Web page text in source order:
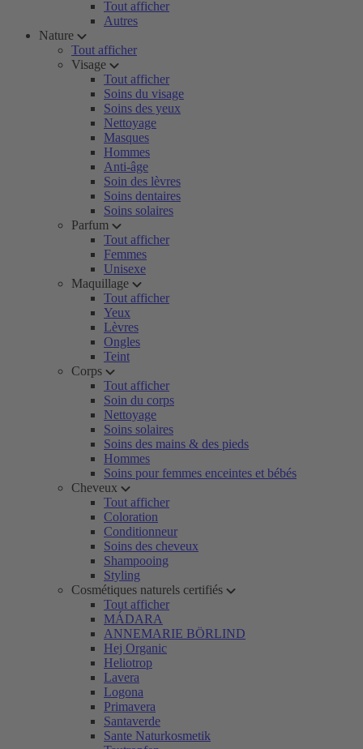
Tout afficher
Autres
Nature
Tout afficher
Visage
Tout afficher
Soins du visage
Soins des yeux
Nettoyage
Masques
Hommes
Anti-âge
Soin des lèvres
Soins dentaires
Soins solaires
Parfum
Tout afficher
Femmes
Unisexe
Maquillage
Tout afficher
Yeux
Lèvres
Ongles
Teint
Corps
Tout afficher
Soin du corps
Nettoyage
Soins solaires
Soins des mains & des pieds
Hommes
Soins pour femmes enceintes et bébés
Cheveux
Tout afficher
Coloration
Conditionneur
Soins des cheveux
Shampooing
Styling
Cosmétiques naturels certifiés
Tout afficher
MÁDARA
ANNEMARIE BÖRLIND
Hej Organic
Heliotrop
Lavera
Logona
Primavera
Santaverde
Sante Naturkosmetik